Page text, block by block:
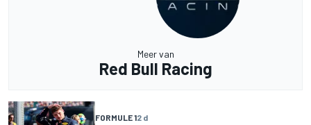
Meer van
Red Bull Racing
FORMULE 12 d